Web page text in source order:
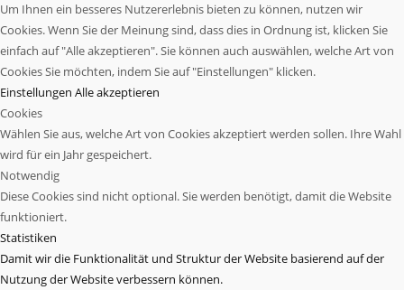
Um Ihnen ein besseres Nutzererlebnis bieten zu können, nutzen wir
Cookies. Wenn Sie der Meinung sind, dass dies in Ordnung ist, klicken Sie
einfach auf "Alle akzeptieren". Sie können auch auswählen, welche Art von
Cookies Sie möchten, indem Sie auf "Einstellungen" klicken.
Einstellungen Alle akzeptieren
Cookies
Wählen Sie aus, welche Art von Cookies akzeptiert werden sollen. Ihre Wahl
wird für ein Jahr gespeichert.
Notwendig
Diese Cookies sind nicht optional. Sie werden benötigt, damit die Website
funktioniert.
Statistiken
Damit wir die Funktionalität und Struktur der Website basierend auf der
Nutzung der Website verbessern können.